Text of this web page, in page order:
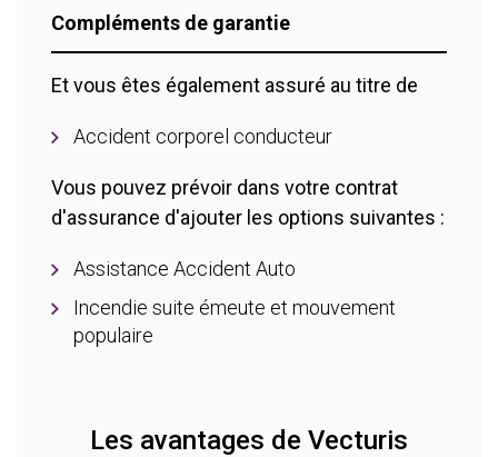
Compléments de garantie
Et vous êtes également assuré au titre de
Accident corporel conducteur
Vous pouvez prévoir dans votre contrat
d'assurance d'ajouter les options suivantes :
Assistance Accident Auto
Incendie suite émeute et mouvement
populaire
Les avantages de Vecturis